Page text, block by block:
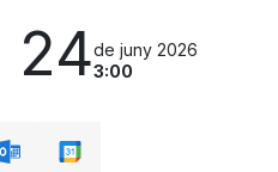
24de juny 2026
3:00